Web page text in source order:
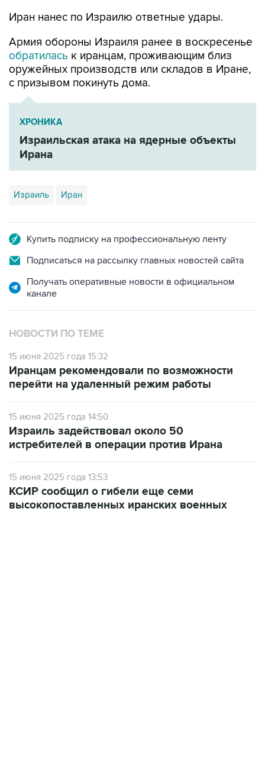
Иран нанес по Израилю ответные удары.
Армия обороны Израиля ранее в воскресенье
обратилась к иранцам, проживающим близ
оружейных производств или складов в Иране,
с призывом покинуть дома.
ХРОНИКА
Израильская атака на ядерные объекты
Ирана
Израиль Иран
Купить подписку на профессиональную ленту
Подписаться на рассылку главных новостей сайта
Получать оперативные новости в официальном
канале
НОВОСТИ ПО ТЕМЕ
15 июня 2025 года 15:32
Иранцам рекомендовали по возможности
перейти на удаленный режим работы
15 июня 2025 года 14:50
Израиль задействовал около 50
истребителей в операции против Ирана
15 июня 2025 года 13:53
КСИР сообщил о гибели еще семи
высокопоставленных иранских военных